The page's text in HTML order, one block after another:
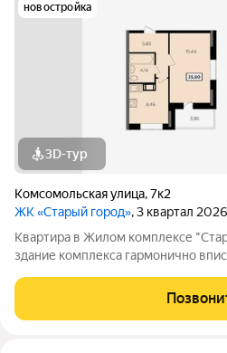
новостройка
3D-тур
Комсомольская улица,7к2
ЖК «Старый город», 3 квартал 2026
Квартира в Жилом комплексе
здание комплекса гармонично
различных планировок ждут своих
Современные технологии и